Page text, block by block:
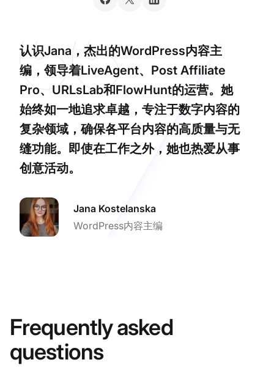
认识Jana，杰出的WordPress内容主
编，领导着LiveAgent、Post Affiliate
Pro、URLsLab和FlowHunt的运营。她
始终如一地追求卓越，专注于数字内容的
复杂领域，确保各平台内容的高质量与无
缝功能。即使在工作之外，她也热爱从事
创意活动。
Jana Kostelanska
WordPress内容主编
Frequently asked
questions